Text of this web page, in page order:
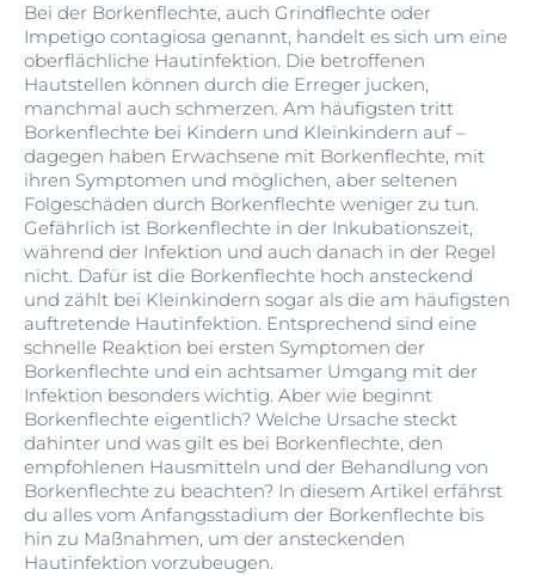
Bei der Borkenflechte, auch Grindflechte oder
Impetigo contagiosa genannt, handelt es sich um eine
oberflächliche Hautinfektion. Die betroffenen
Hautstellen können durch die Erreger jucken,
manchmal auch schmerzen. Am häufigsten tritt
Borkenflechte bei Kindern und Kleinkindern auf –
dagegen haben Erwachsene mit Borkenflechte, mit
ihren Symptomen und möglichen, aber seltenen
Folgeschäden durch Borkenflechte weniger zu tun.
Gefährlich ist Borkenflechte in der Inkubationszeit,
während der Infektion und auch danach in der Regel
nicht. Dafür ist die Borkenflechte hoch ansteckend
und zählt bei Kleinkindern sogar als die am häufigsten
auftretende Hautinfektion. Entsprechend sind eine
schnelle Reaktion bei ersten Symptomen der
Borkenflechte und ein achtsamer Umgang mit der
Infektion besonders wichtig. Aber wie beginnt
Borkenflechte eigentlich? Welche Ursache steckt
dahinter und was gilt es bei Borkenflechte, den
empfohlenen Hausmitteln und der Behandlung von
Borkenflechte zu beachten? In diesem Artikel erfährst
du alles vom Anfangsstadium der Borkenflechte bis
hin zu Maßnahmen, um der ansteckenden
Hautinfektion vorzubeugen.